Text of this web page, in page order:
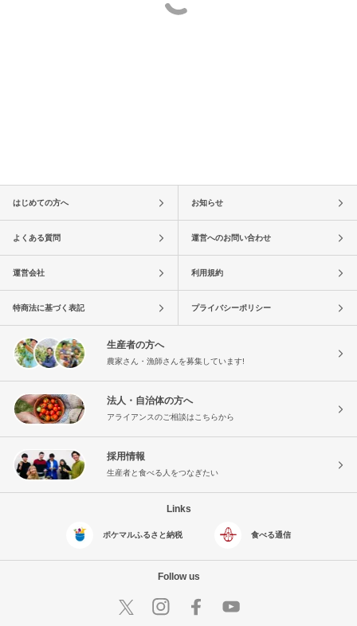
はじめての方へ お知らせ
よくある質問 運営へのお問い合わせ
運営会社 利用規約
特商法に基づく表記 プライバシーポリシー
生産者の方へ
農家さん・漁師さんを募集しています!
法人・自治体の方へ
アライアンスのご相談はこちらから
採用情報
生産者と食べる人をつなぎたい
Links
ポケマルふるさと納税 食べる通信
Follow us